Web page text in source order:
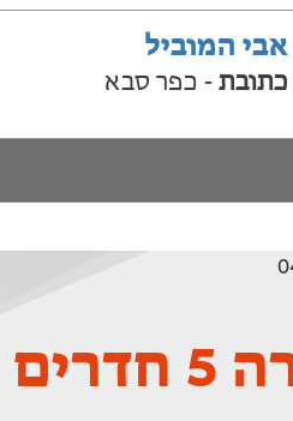
אבי המוביל
כתובת - כפר סבא
הובלת דירה 5 חדרים